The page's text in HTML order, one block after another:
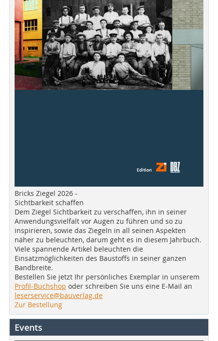
Bricks Ziegel 2026 -
Sichtbarkeit schaffen
Dem Ziegel Sichtbarkeit zu verschaffen, ihn in seiner
Anwendungsvielfalt vor Augen zu führen und so zu
inspirieren, sowie das Ziegeln in all seinen Aspekten
näher zu beleuchten, darum geht es in diesem Jahrbuch.
Viele spannende Artikel beleuchten die
Einsatzmöglichkeiten des Baustoffs in seiner ganzen
Bandbreite.
Bestellen Sie jetzt Ihr persönliches Exemplar in unserem
Profil-Buchshop oder schreiben Sie uns eine E-Mail an
leserservice@bauverlag.de
Zur Bestellung
Events